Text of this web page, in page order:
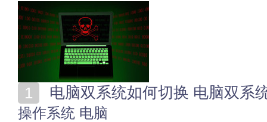
电脑双系统如何切换 电脑双系
操作系统 电脑